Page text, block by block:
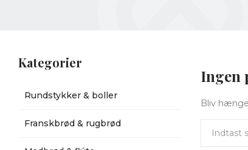
Ingen
Bliv
Kategorier
Rundstykker & boller
Franskbrød & rugbrød